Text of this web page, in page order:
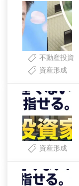
不動産投資
資産形成
資産形成